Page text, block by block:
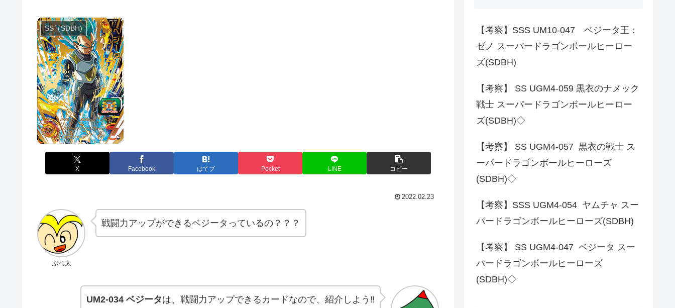
SS（SDBH)
X Facebook はてブ Pocket LINE コピー
2022.02.23
ぷれ太
戦闘力アップができるベジータっているの？？？
UM2-034 ベジータは、戦闘力アップできるカードなので、紹介しよう‼️
【考察】SSS UM10-047 ベジータ王：
ゼノ スーパードラゴンボールヒーロー
ズ(SDBH)
【考察】 SS UGM4-059 黒衣のナメック
戦士 スーパードラゴンボールヒーロー
ズ(SDBH)◇
【考察】 SS UGM4-057 黒衣の戦士 ス
ーパードラゴンボールヒーローズ
(SDBH)◇
【考察】SSS UGM4-054 ヤムチャ スー
パードラゴンボールヒーローズ(SDBH)
【考察】 SS UGM4-047 ベジータ スー
パードラゴンボールヒーローズ
(SDBH)◇